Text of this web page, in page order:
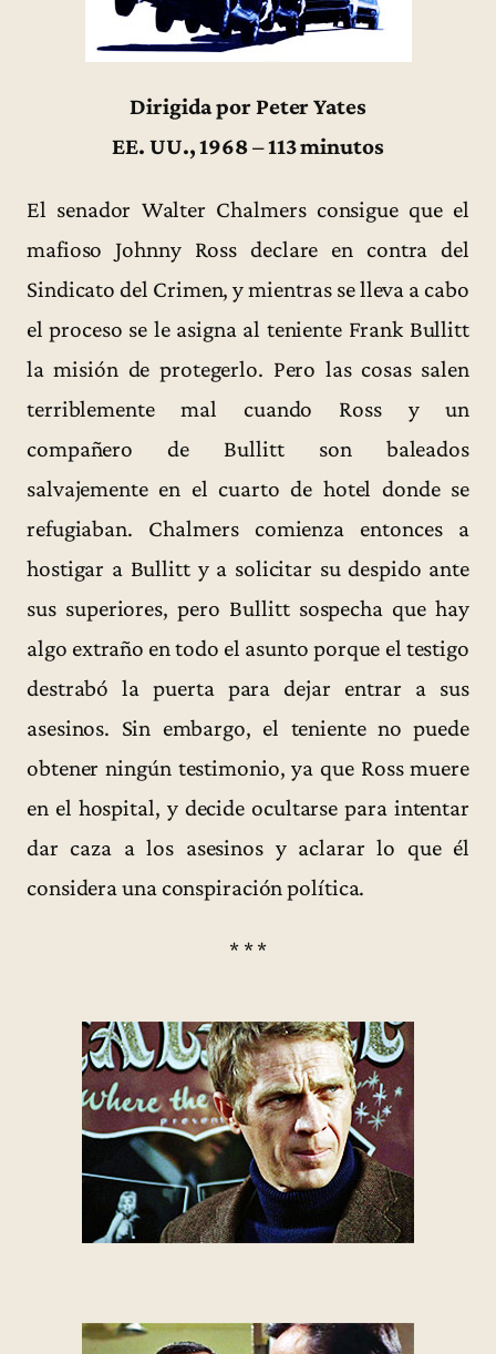
Dirigida por Peter Yates
EE. UU., 1968 – 113 minutos
El senador Walter Chalmers consigue que el
mafioso Johnny Ross declare en contra del
Sindicato del Crimen, y mientras se lleva a cabo
el proceso se le asigna al teniente Frank Bullitt
la misión de protegerlo. Pero las cosas salen
terriblemente mal cuando Ross y un
compañero de Bullitt son baleados
salvajemente en el cuarto de hotel donde se
refugiaban. Chalmers comienza entonces a
hostigar a Bullitt y a solicitar su despido ante
sus superiores, pero Bullitt sospecha que hay
algo extraño en todo el asunto porque el testigo
destrabó la puerta para dejar entrar a sus
asesinos. Sin embargo, el teniente no puede
obtener ningún testimonio, ya que Ross muere
en el hospital, y decide ocultarse para intentar
dar caza a los asesinos y aclarar lo que él
considera una conspiración política.
* * *